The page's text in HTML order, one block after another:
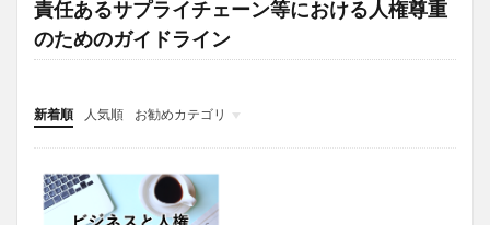
責任あるサプライチェーン等における人権尊重
のためのガイドライン
新着順 人気順
お勧めカテゴリ
投稿
学び
マンガ
電子書籍